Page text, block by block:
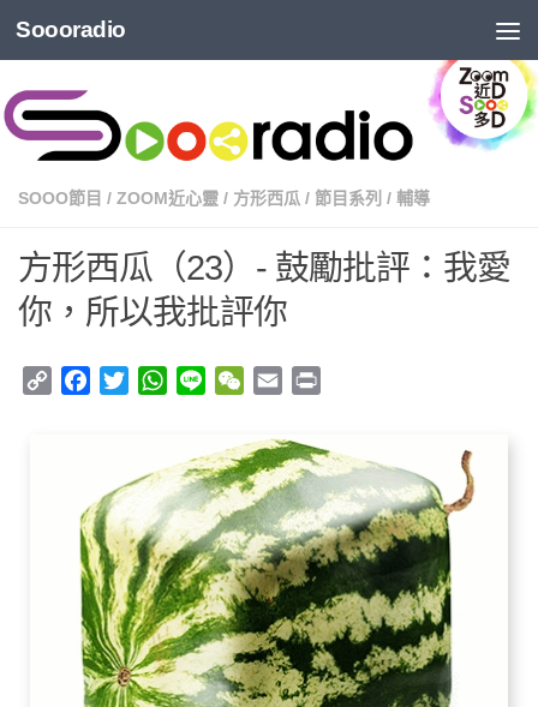
Soooradio
SOOO節目 / ZOOM近心靈 / 方形西瓜 / 節目系列 / 輔導
方形西瓜（23）- 鼓勵批評：我愛
你，所以我批評你
Copy
Facebook
TwitterWhatsApp
Line WeChat
Email